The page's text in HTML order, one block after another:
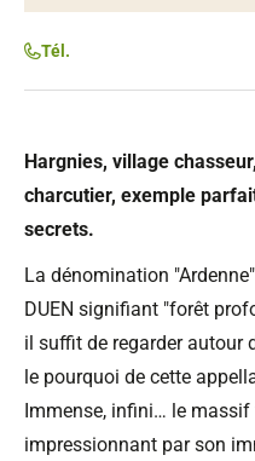
Hargnies, village
charcutier, exemple
secrets.
La dénomination
DUEN signifiant "forêt
il suffit de regarder autour
le pourquoi de cette
Immense, infini… le
impressionnant par son
Tél.